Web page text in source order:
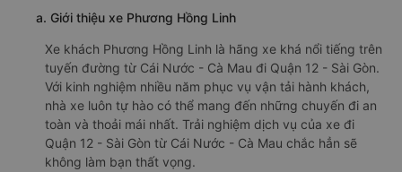
a. Giới thiệu xe Phương Hồng Linh
Xe khách Phương Hồng Linh là hãng xe khá nổi tiếng trên
tuyến đường từ Cái Nước - Cà Mau đi Quận 12 - Sài Gòn.
Với kinh nghiệm nhiều năm phục vụ vận tải hành khách,
nhà xe luôn tự hào có thể mang đến những chuyến đi an
toàn và thoải mái nhất. Trải nghiệm dịch vụ của xe đi
Quận 12 - Sài Gòn từ Cái Nước - Cà Mau chắc hẳn sẽ
không làm bạn thất vọng.